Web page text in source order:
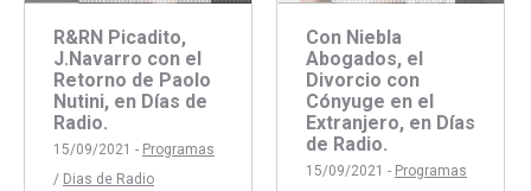
R&RN Picadito,
J.Navarro con el
Retorno de Paolo
Nutini, en Días de
Radio.
15/09/2021 - Programas
/ Dias de Radio
Con Niebla
Abogados, el
Divorcio con
Cónyuge en el
Extranjero, en Días
de Radio.
15/09/2021 - Programas